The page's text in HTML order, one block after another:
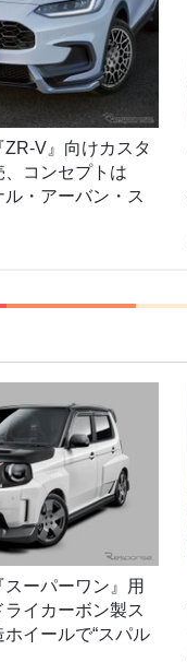
V』向けカスタ
、コンセプトは
ル・アーバン・ス
ーパーワン』用
イカーボン製ス
イールで“スパル